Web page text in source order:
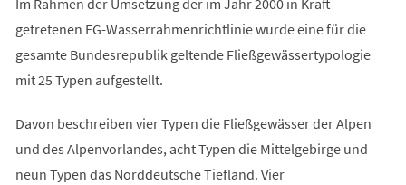
Im Rahmen der Umsetzung der im Jahr 2000 in Kraft
getretenen EG-Wasserrahmenrichtlinie wurde eine für die
gesamte Bundesrepublik geltende Fließgewässertypologie
mit 25 Typen aufgestellt.
Davon beschreiben vier Typen die Fließgewässer der Alpen
und des Alpenvorlandes, acht Typen die Mittelgebirge und
neun Typen das Norddeutsche Tiefland. Vier